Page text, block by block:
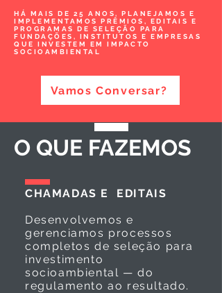
HÁ MAIS DE 25 ANOS, PLANEJAMOS E
IMPLEMENTAMOS PRÊMIOS, EDITAIS E
PROGRAMAS DE SELEÇÃO PARA
FUNDAÇÕES, INSTITUTOS E EMPRESAS
QUE INVESTEM EM IMPACTO
SOCIOAMBIENTAL
Vamos Conversar?
O QUE FAZEMOS
CHAMADAS E EDITAIS
Desenvolvemos e
gerenciamos processos
completos de seleção para
investimento
socioambiental — do
regulamento ao resultado.